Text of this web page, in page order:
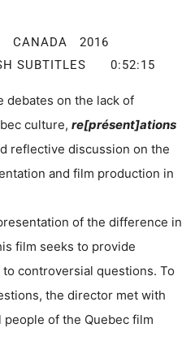
CANADA 2016
SUBTITLES 0:52:15
debates on the lack of
culture, re[présent]ations
reflective discussion on the
and film production in
of the difference in
film seeks to provide
controversial questions. To
the director met with
of the Quebec film